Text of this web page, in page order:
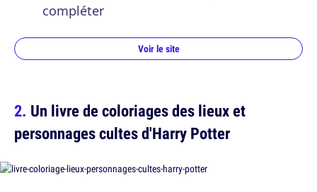
compléter
Voir le site
Un livre de coloriages des lieux et
personnages cultes d'Harry Potter